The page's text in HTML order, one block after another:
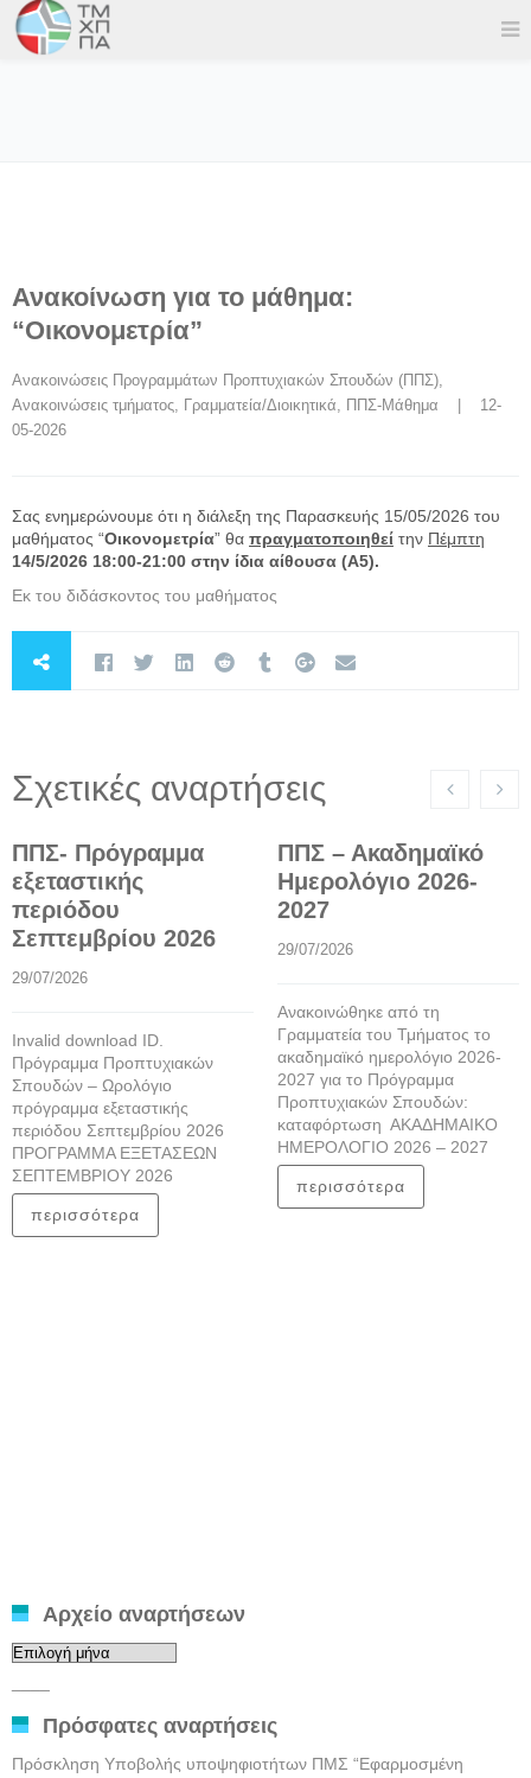
Ανακοίνωση για το μάθημα:
“Οικονομετρία”
Ανακοινώσεις Προγραμμάτων Προπτυχιακών Σπουδών (ΠΠΣ)
Ανακοινώσεις τμήματος, Γραμματεία/Διοικητικά, ΠΠΣ-Μάθημα
    |    12-
05-2026
Σας ενημερώνουμε ότι η διάλεξη της Παρασκευής 15/05/2026 του
μαθήματος “Οικονομετρία” θα πραγματοποιηθεί την Πέμπτη
14/5/2026 18:00-21:00 στην ίδια αίθουσα (Α5).
Εκ του διδάσκοντος του μαθήματος
Σχετικές αναρτήσεις
ΠΠΣ- Πρόγραμμα
εξεταστικής
περιόδου
Σεπτεμβρίου 2026
29/07/2026
Invalid download ID.
Πρόγραμμα Προπτυχιακών
Σπουδών – Ωρολόγιο
πρόγραμμα εξεταστικής
περιόδου Σεπτεμβρίου 2026
ΠΡΟΓΡΑΜΜΑ ΕΞΕΤΑΣΕΩΝ
ΣΕΠΤΕΜΒΡΙΟΥ 2026
περισσότερα
ΠΠΣ – Ακαδημαϊκό
Ημερολόγιο 2026-
2027
29/07/2026
Ανακοινώθηκε από τη
Γραμματεία του Τμήματος το
ακαδημαϊκό ημερολόγιο 2026-
2027 για το Πρόγραμμα
Προπτυχιακών Σπουδών:
καταφόρτωση ΑΚΑΔΗΜΑΙΚΟ
ΗΜΕΡΟΛΟΓΙΟ 2026 – 2027
περισσότερα
Αρχείο αναρτήσεων
Αρχείο
Πρόσφατες αναρτήσεις
Πρόσκληση Υποβολής υποψηφιοτήτων ΠΜΣ “Εφαρμοσμένη